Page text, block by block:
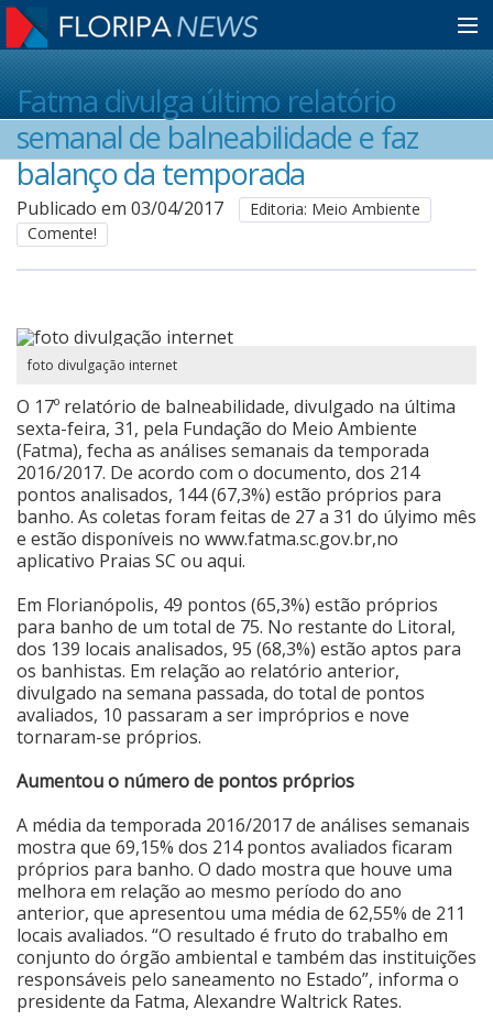
Home
Notícias
Colunistas
Anuncie
Cinema
Agenda Cultural
Anuncie
Fatma divulga último relatório
semanal de balneabilidade e faz
balanço da temporada
Publicado em 03/04/2017
Editoria: Meio Ambiente
Comente!
foto divulgação internet
O 17º relatório de balneabilidade, divulgado na última
sexta-feira, 31, pela Fundação do Meio Ambiente
(Fatma), fecha as análises semanais da temporada
2016/2017. De acordo com o documento, dos 214
pontos analisados, 144 (67,3%) estão próprios para
banho. As coletas foram feitas de 27 a 31 do úlyimo mês
e estão disponíveis no www.fatma.sc.gov.br,no
aplicativo Praias SC ou aqui.
Em Florianópolis, 49 pontos (65,3%) estão próprios
para banho de um total de 75. No restante do Litoral,
dos 139 locais analisados, 95 (68,3%) estão aptos para
os banhistas. Em relação ao relatório anterior,
divulgado na semana passada, do total de pontos
avaliados, 10 passaram a ser impróprios e nove
tornaram-se próprios.
Aumentou o número de pontos próprios
A média da temporada 2016/2017 de análises semanais
mostra que 69,15% dos 214 pontos avaliados ficaram
próprios para banho. O dado mostra que houve uma
melhora em relação ao mesmo período do ano
anterior, que apresentou uma média de 62,55% de 211
locais avaliados. “O resultado é fruto do trabalho em
conjunto do órgão ambiental e também das instituições
responsáveis pelo saneamento no Estado”, informa o
presidente da Fatma, Alexandre Waltrick Rates.